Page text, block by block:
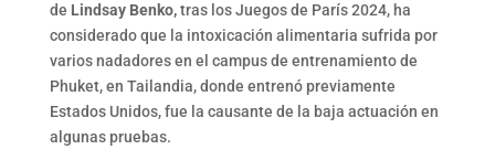
de Lindsay Benko,tras los Juegos de París 2024, ha
considerado que la intoxicación alimentaria sufrida por
varios nadadores en el campus de entrenamiento de
Phuket, en Tailandia, donde entrenó previamente
Estados Unidos, fue la causante de la baja actuación en
algunas pruebas.